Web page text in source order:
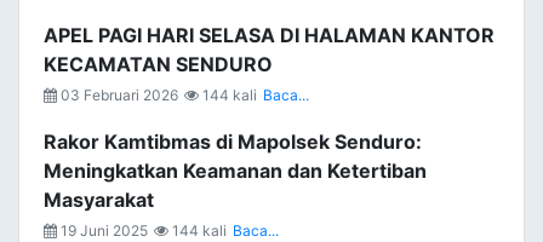
APEL PAGI HARI SELASA DI HALAMAN KANTOR
KECAMATAN SENDURO
03 Februari 2026 144 kali Baca...
Rakor Kamtibmas di Mapolsek Senduro:
Meningkatkan Keamanan dan Ketertiban
Masyarakat
19 Juni 2025 144 kali Baca...